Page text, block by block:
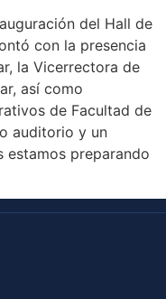
del Hall de
con la presencia
la Vicerrectora de
así como
de Facultad de
auditorio y un
estamos preparando